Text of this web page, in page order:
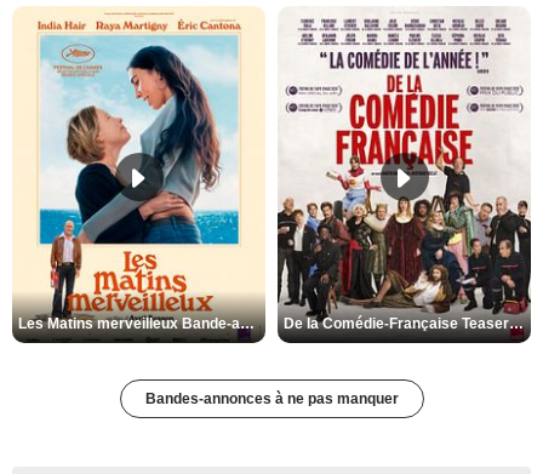
Les Matins merveilleux Bande-annonce VF De la Comédie-Française Teaser VF
Bandes-annonces à ne pas manquer